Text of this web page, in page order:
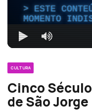
ESTE
MOMENTO
CULTURA
Cinco
de São